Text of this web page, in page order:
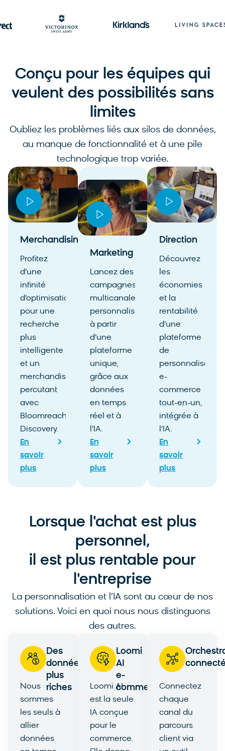
Conçu pour les équipes qui
veulent des possibilités sans
limites
Oubliez les problèmes liés aux silos de données,
au manque de fonctionnalité et à une pile
technologique trop variée.
Merchandising
Profitez
d’une
infinité
d’optimisations
pour une
recherche
plus
intelligente
et un
merchandising
percutant
avec
Bloomreach
Discovery.
En
savoir
plus
Marketing
Lancez des
campagnes
multicanales
personnalisées
à partir
d’une
plateforme
unique,
grâce aux
données
en temps
réel et à
l’IA.
En
savoir
plus
Direction
Découvrez
les
économies
et la
rentabilité
d’une
plateforme
de
personnalisation
e-
commerce
tout-en-un,
intégrée à
l’IA.
En
savoir
plus
Lorsque l'achat est plus
personnel,
il est plus rentable pour
l'entreprise
La personnalisation et l’IA sont au cœur de nos
solutions. Voici en quoi nous nous distinguons
des autres.
Des
données
plus
riches
Nous
sommes
les seuls à
allier
données
Loomi
AI
e-
commerce
Loomi AI
est la seule
IA conçue
pour le
commerce.
Connectez
chaque
canal du
parcours
client via